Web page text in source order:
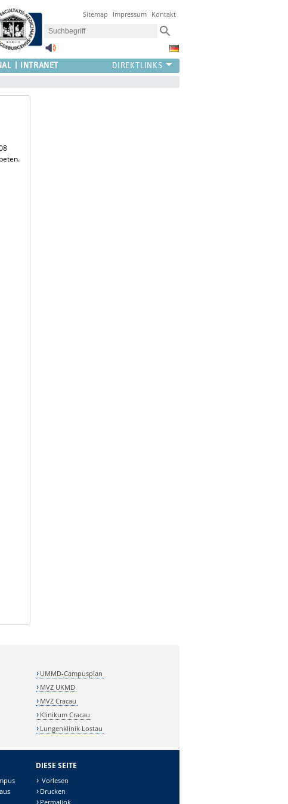
Sitemap Impressum Kontakt
INTRANET
UMMD-Campusplan
MVZ UKMD
MVZ Cracau
Klinikum Cracau
Lungenklinik Lostau
DIESE SEITE
Vorlesen
Drucken
Permalink